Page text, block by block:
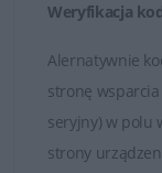
Weryfikacja
Alernatywnie
stronę
seryjny) w polu
strony